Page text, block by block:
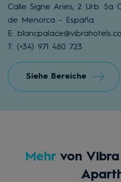
Calle Signe Aries, 2 Urb. Sa
de Menorca - España
E:
T: (+34) 971 480 723
Siehe Bereiche
Mehrvon Vibra